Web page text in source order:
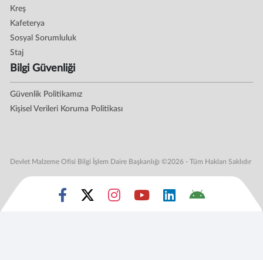
Kreş
Kafeterya
Sosyal Sorumluluk
Staj
Bilgi Güvenliği
Güvenlik Politikamız
Kişisel Verileri Koruma Politikası
Devlet Malzeme Ofisi Bilgi İşlem Daire Başkanlığı ©2026 - Tüm Hakları Saklıdır